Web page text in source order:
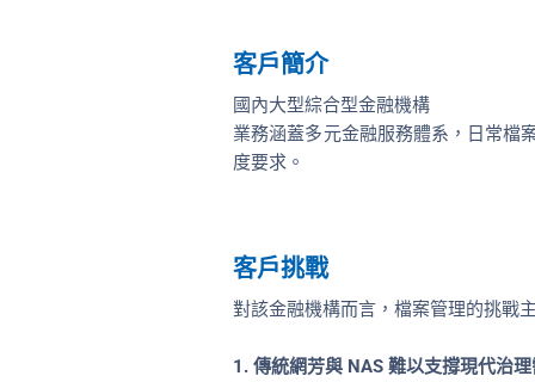
客戶簡介
國內大型綜合型金融機構
業務涵蓋多元金融服務體系，日常檔
度要求。
客戶挑戰
對該金融機構而言，檔案管理的挑戰
1. 傳統網芳與 NAS 難以支撐現代治